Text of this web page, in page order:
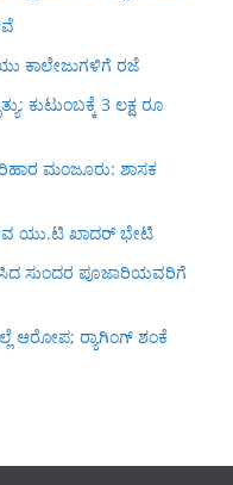
ಕಾಲೇಜುಗಳಿಗೆ ರಜೆ
ಕುಟುಂಬಕ್ಕೆ 3 ಲಕ್ಷ ರೂ
ಮಂಜೂರು: ಶಾಸಕ
ಯು.ಟಿ ಖಾದರ್ ಭೇಟಿ
ಸುಂದರ ಪೂಜಾರಿಯವರಿಗೆ
ಆರೋಪ; ರ‍್ಯಾಗಿಂಗ್ ಶಂಕೆ